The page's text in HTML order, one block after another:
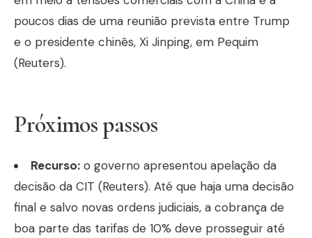
poucos dias de uma reunião prevista entre Trump
e o presidente chinês, Xi Jinping, em Pequim
(Reuters).
Próximos passos
Recurso: o governo apresentou apelação da
decisão da CIT (Reuters). Até que haja uma decisão
final e salvo novas ordens judiciais, a cobrança de
boa parte das tarifas de 10% deve prosseguir até